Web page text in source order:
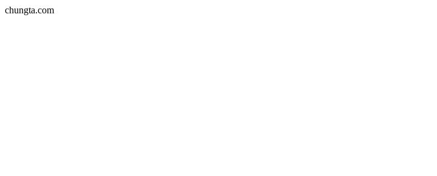
chungta.com